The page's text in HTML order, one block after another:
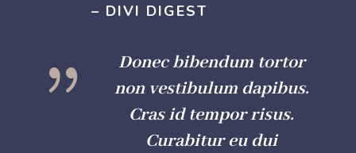
– DIVI DIGEST
{
Donec bibendum tortor
non vestibulum dapibus.
Cras id tempor risus.
Curabitur eu dui